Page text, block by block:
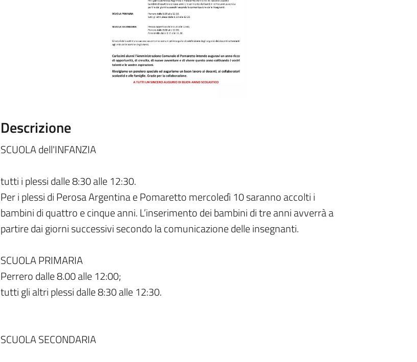
Descrizione
SCUOLA dell'INFANZIA
tutti i plessi dalle 8:30 alle 12:30.
Per i plessi di Perosa Argentina e Pomaretto mercoledì 10 saranno accolti i
bambini di quattro e cinque anni. L’inserimento dei bambini di tre anni avverrà a
partire dai giorni successivi secondo la comunicazione delle insegnanti.
SCUOLA PRIMARIA
Perrero dalle 8.00 alle 12:00;
tutti gli altri plessi dalle 8:30 alle 12:30.
SCUOLA SECONDARIA